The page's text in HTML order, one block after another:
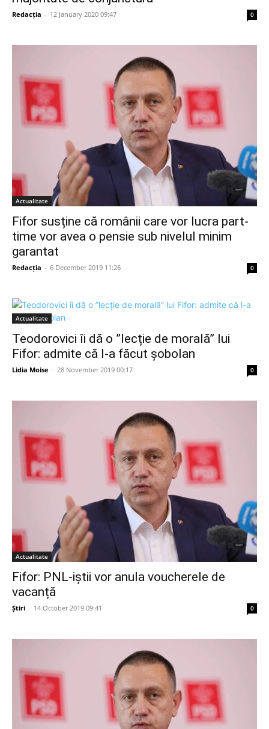
Redacția - 12 January 2020 09:47 0
Actualitate
Fifor susține că românii care vor lucra part-
time vor avea o pensie sub nivelul minim
garantat
Redacția - 6 December 2019 11:26 0
Actualitate
Teodorovici îi dă o ”lecție de morală” lui
Fifor: admite că l-a făcut șobolan
Lidia Moise - 28 November 2019 00:17 0
Actualitate
Fifor: PNL-iștii vor anula voucherele de
vacanță
Știri - 14 October 2019 09:41 0